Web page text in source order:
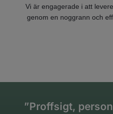
Vi är engagerade i att
genom en noggrann och
”Proffsigt,